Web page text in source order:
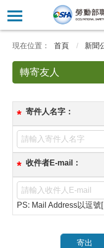
首頁 新聞
轉寄友人
* 寄件人名字：
* 收件者E-mail：
PS: Mail Address以逗號